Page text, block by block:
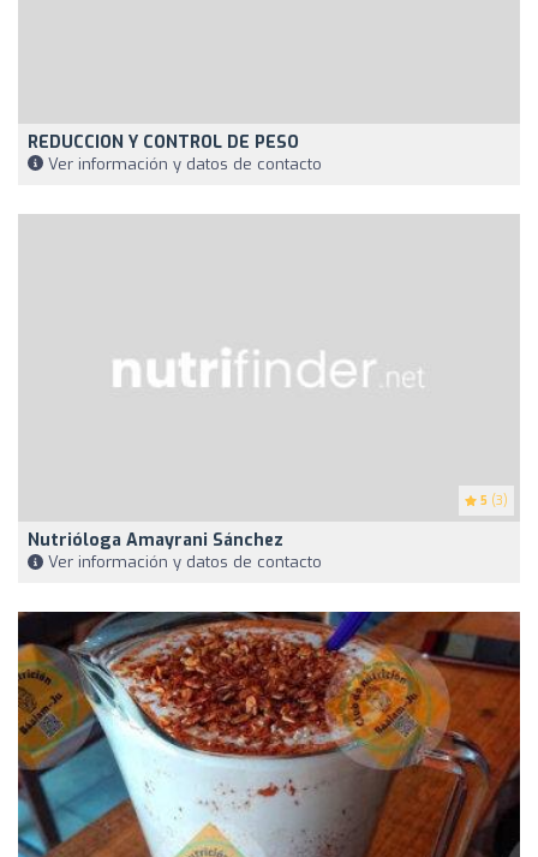
REDUCCION Y CONTROL DE PESO
Ver información y datos de contacto
5 (3)
Nutrióloga Amayrani Sánchez
Ver información y datos de contacto